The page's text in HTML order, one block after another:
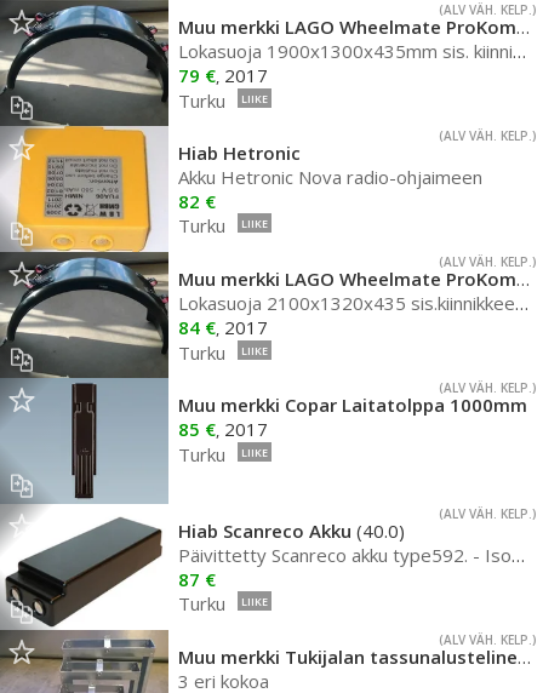
(ALV VÄH. KELP.)
Muu merkki LAGO Wheelmate ProKompleet lok
Lokasuoja 1900x1300x435mm sis. kiinnikkeet ja antispray
79 €, 2017
Turku
LIIKE
(ALV VÄH. KELP.)
Hiab Hetronic
Akku Hetronic Nova radio-ohjaimeen
82 €
Turku
LIIKE
(ALV VÄH. KELP.)
Muu merkki LAGO Wheelmate ProKompleet lok
Lokasuoja 2100x1320x435 sis.kiinnikkeet + antispray
84 €, 2017
Turku
LIIKE
(ALV VÄH. KELP.)
Muu merkki Copar Laitatolppa 1000mm
85 €, 2017
Turku
LIIKE
(ALV VÄH. KELP.)
Hiab Scanreco Akku (40.0)
Päivittetty Scanreco akku type592. - Isompi kapasiteetti (2000mAh) 30% enemmän käyttöaikaa
87 €
Turku
LIIKE
(ALV VÄH. KELP.)
Muu merkki Tukijalan tassunalustelineet
3 eri kokoa